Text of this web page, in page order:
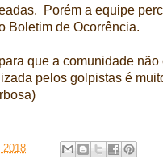
Porém a equipe
Boletim de Ocorrência.
que a comunidade
pelos golpistas é
2018